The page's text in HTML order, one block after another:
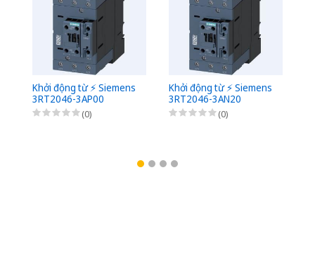
Khởi động từ ⚡️ Siemens
3RT2046-3AP00
(0)
Khởi động từ ⚡️ Siemens
3RT2046-3AN20
(0)